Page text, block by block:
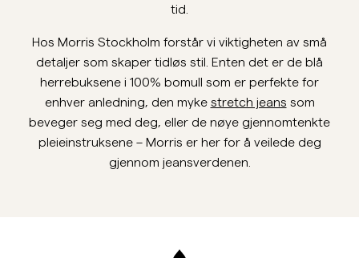
Undertøy
tid.
Hos Morris Stockholm forstår vi viktigheten av små
detaljer som skaper tidløs stil. Enten det er de blå
herrebuksene i 100% bomull som er perfekte for
enhver anledning, den myke stretch jeans som
beveger seg med deg, eller de nøye gjennomtenkte
pleieinstruksene – Morris er her for å veilede deg
gjennom jeansverdenen.